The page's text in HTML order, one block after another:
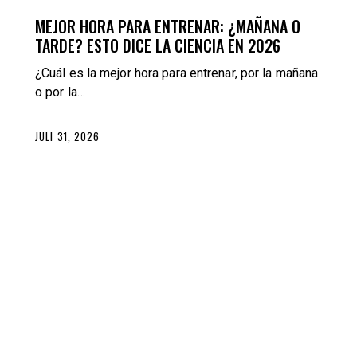
MEJOR HORA PARA ENTRENAR: ¿MAÑANA O
TARDE? ESTO DICE LA CIENCIA EN 2026
¿Cuál es la mejor hora para entrenar, por la mañana
o por la…
JULI 31, 2026